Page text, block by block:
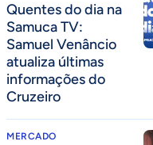
Quentes do dia na
Samuca TV:
Samuel Venâncio
atualiza últimas
informações do
Cruzeiro
MERCADO